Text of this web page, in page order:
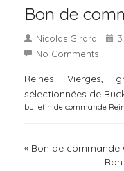
Bon de
Nicolas Girard
No Comments
Reines Vierges,
sélectionnées de
bulletin de commande
« Bon de commande